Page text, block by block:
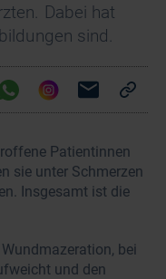
Dabei hat
sind.
Patientinnen
sie unter Schmerzen
Insgesamt ist die
bei
und den